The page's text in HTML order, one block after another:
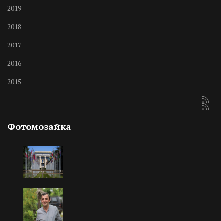
2019
2018
2017
2016
2015
Фотомозайка